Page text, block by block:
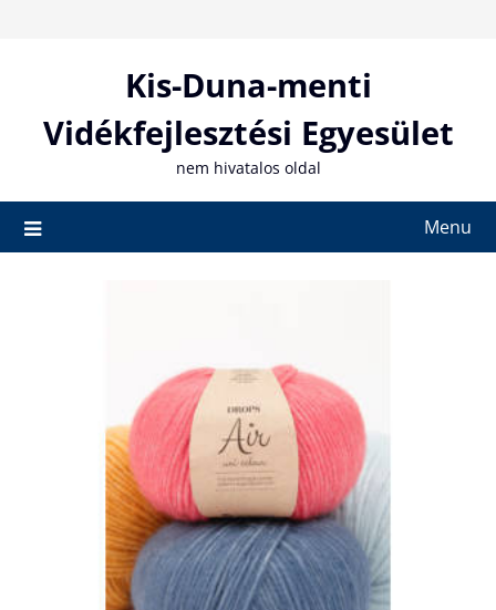
Kis-Duna-menti
Vidékfejlesztési Egyesület
nem hivatalos oldal
Menu